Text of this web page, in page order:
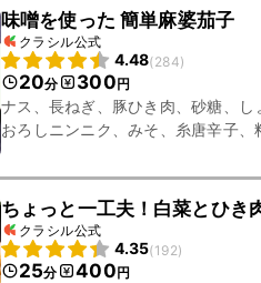
味噌を使った 簡単麻婆茄子
クラシル公式
4.48(284)
20分 300円
ナス、長ねぎ、豚ひき肉、砂糖、
おろしニンニク、みそ、糸唐辛子、
ちょっと一工夫！白菜とひき
クラシル公式
4.35(192)
25分 400円